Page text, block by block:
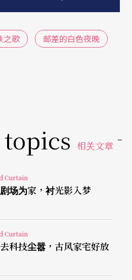
」为故事背景，一位爱沙尼
前线的村子采收金橘。一
两名受伤的士兵，但他们分
斯车臣雇佣兵，只想著杀
际。
奥斯卡最大赢家《鸟
展夺下了最佳导演。导演安
Konchalovskiy）的
名的尼基塔．米哈尔科夫
此片用了大量的素人演员，
之歌
邮差的白色夜晚
相关文章
Curtain
场为家，衬光影入梦
Curtain
科技尘嚣，古风家宅好放